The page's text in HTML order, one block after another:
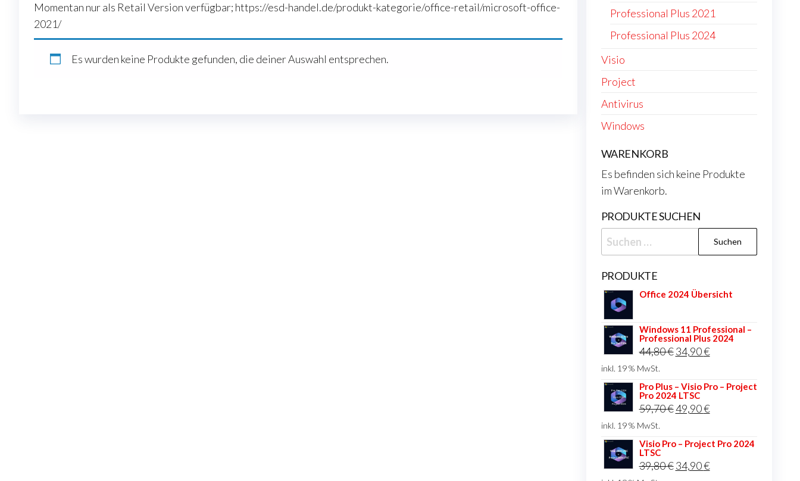
Momentan nur als Retail Version verfügbar; https://esd-handel.de/produkt-kategorie/office-retail/microsoft-office-
2021/
Es wurden keine Produkte gefunden, die deiner Auswahl entsprechen.
Professional Plus 2021
Professional Plus 2024
Visio
Project
Antivirus
Windows
WARENKORB
Es befinden sich keine Produkte
im Warenkorb.
PRODUKTE SUCHEN
Suchen
nach:
PRODUKTE
Office 2024 Übersicht
Windows 11 Professional –
Professional Plus 2024
44,80€ Ursprünglicher
war:
44,80 €
34,90€Aktueller
ist:
inkl. 19 % MwSt.
Pro Plus – Visio Pro – Project
Pro 2024 LTSC
59,70€Ursprünglicher
war:
49,90€Aktueller
ist:
inkl. 19 % MwSt.
Visio Pro – Project Pro 2024
LTSC
39,80€ Ursprünglicher
34,90€Aktueller